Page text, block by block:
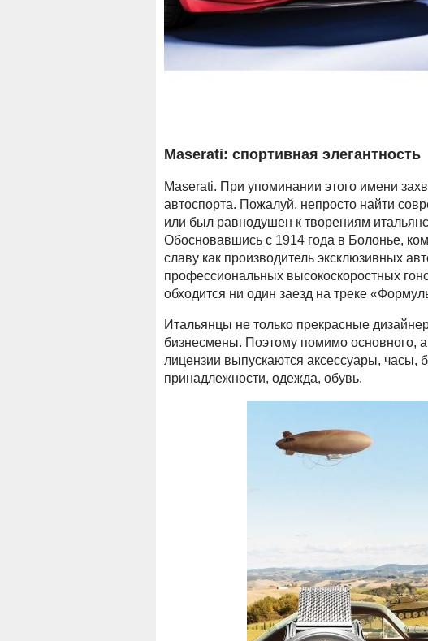
Maserati: спортивная элегантность
Maserati. При упоминании этого имени
автоспорта. Пожалуй, непросто найти
или был равнодушен к творениям
Обосновавшись с 1914 года в Болонье,
славу как производитель эксклюзивных
профессиональных высокоскоростных
обходится ни один заезд на треке
Итальянцы не только прекрасные
бизнесмены. Поэтому помимо основного,
лицензии выпускаются аксессуары, часы,
принадлежности, одежда, обувь.